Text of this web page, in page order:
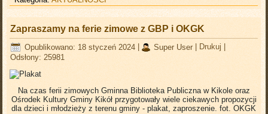
Zapraszamy na ferie zimowe z GBP i OKGK
Opublikowano: 18 styczeń 2024 Super User Drukuj
Odsłony: 25981
Na czas ferii zimowych Gminna Biblioteka Publiczna w Kikole oraz
Ośrodek Kultury Gminy Kikół przygotowały wiele ciekawych propozycji
dla dzieci i młodzieży z terenu gminy - plakat, zaproszenie. fot. OKGK